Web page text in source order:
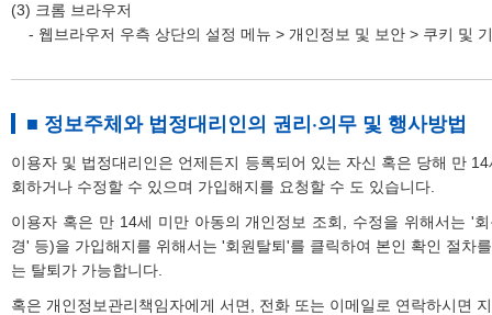
(3) 크롬 브라우저
- 웹브라우저 우측 상단의 설정 메뉴 > 개인정보 및 보안 > 쿠키 및
■ 정보주체와 법정대리인의 권리·의무 및 행사방법
이용자 및 법정대리인은 언제든지 등록되어 있는 자신 혹은 당해 만
회하거나 수정할 수 있으며 가입해지를 요청할 수 도 있습니다.
이용자 혹은 만 14세 미만 아동의 개인정보 조회, 수정을 위해서는 '
경' 등)을 가입해지를 위해서는 '회원탈퇴'를 클릭하여 본인 확인 절차
는 탈퇴가 가능합니다.
혹은 개인정보관리책임자에게 서면, 전화 또는 이메일로 연락하시면